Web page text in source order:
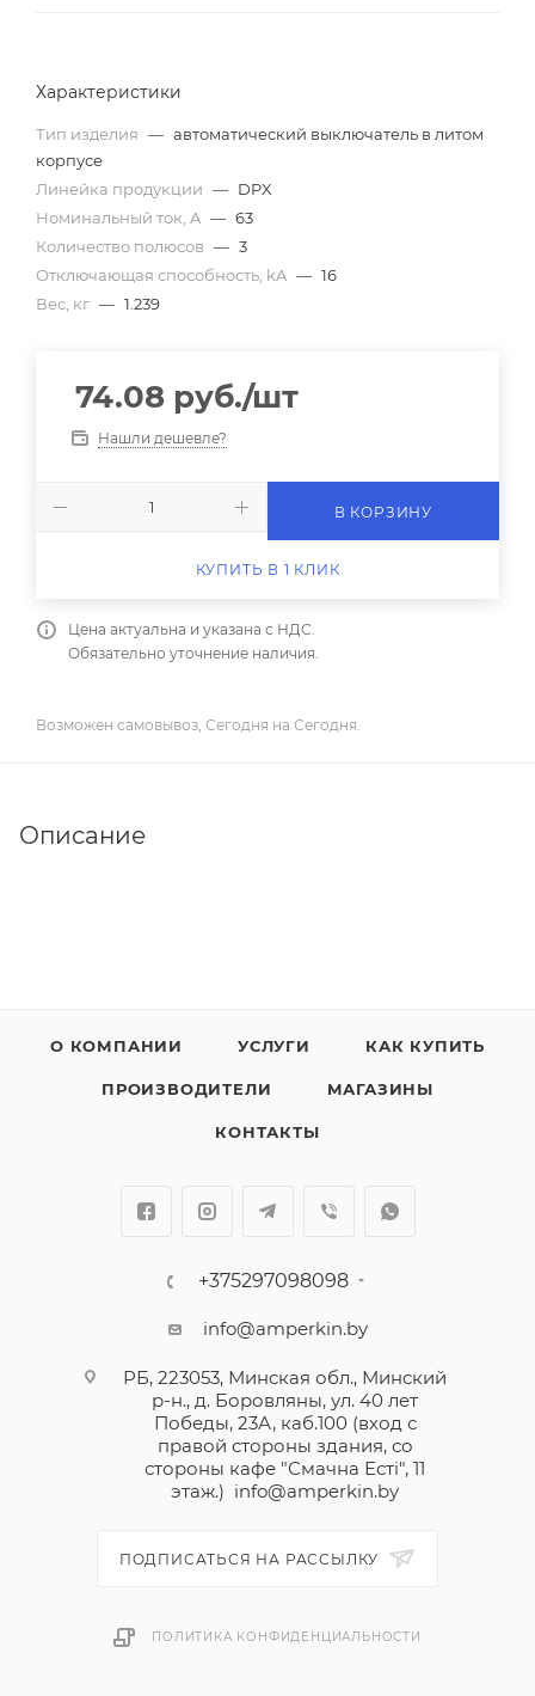
Характеристики
Тип изделия — автоматический выключатель в литом
корпусе
Линейка продукции — DPX
Номинальный ток, A — 63
Количество полюсов — 3
Отключающая способность, kA — 16
Вес, кг — 1.239
74.08 руб./шт
Нашли дешевле?
В КОРЗИНУ
КУПИТЬ В 1 КЛИК
Цена актуальна и указана с НДС.
Обязательно уточнение наличия.
Возможен самовывоз, Сегодня на Сегодня.
Описание
О КОМПАНИИ УСЛУГИ КАК КУПИТЬ
ПРОИЗВОДИТЕЛИ МАГАЗИНЫ
КОНТАКТЫ
+375297098098
info@amperkin.by
РБ, 223053, Минская обл., Минский
р-н., д. Боровляны, ул. 40 лет
Победы, 23А, каб.100 (вход с
правой стороны здания, со
стороны кафе "Смачна Естi", 11
этаж.) info@amperkin.by
ПОДПИСАТЬСЯ НА РАССЫЛКУ
ПОЛИТИКА КОНФИДЕНЦИАЛЬНОСТИ